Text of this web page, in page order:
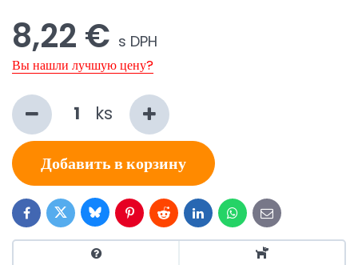
8,22 € s DPH
Вы нашли лучшую цену?
ks
Добавить в корзину
FacebookTwitterBlueskyPinterestRedditLinkedInWhatsApp
E-
mail